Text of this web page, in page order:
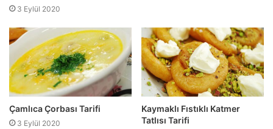
3 Eylül 2020
Çamlıca Çorbası Tarifi
3 Eylül 2020
Kaymaklı Fıstıklı Katmer
Tatlısı Tarifi